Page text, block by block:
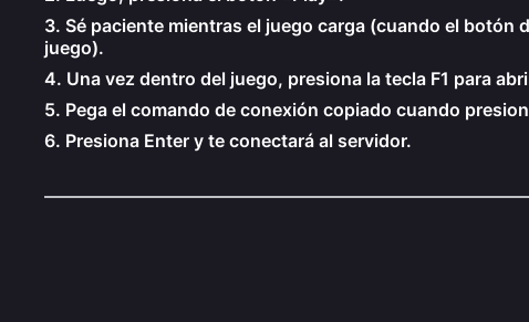
3. Sé paciente mientras el juego carga (cuando el
juego).
4. Una vez dentro del juego, presiona la tecla F1 para
5. Pega el comando de conexión copiado cuando
6. Presiona Enter y te conectará al servidor.